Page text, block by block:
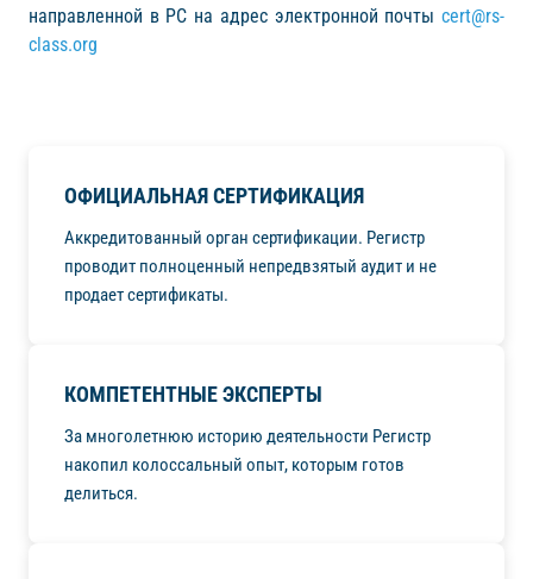
направленной в РС на адрес электронной почты cert@rs-
class.org
ОФИЦИАЛЬНАЯ СЕРТИФИКАЦИЯ
Аккредитованный орган сертификации. Регистр
проводит полноценный непредвзятый аудит и не
продает сертификаты.
КОМПЕТЕНТНЫЕ ЭКСПЕРТЫ
За многолетнюю историю деятельности Регистр
накопил колоссальный опыт, которым готов
делиться.